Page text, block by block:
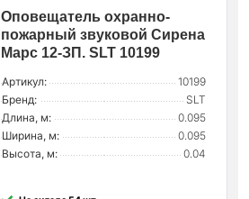
Оповещатель охранно-
пожарный звуковой Сирена
Марс 12-ЗП. SLT 10199
Артикул:
10199
Бренд:
SLT
Длина, м:
0.095
Ширина, м:
0.095
Высота, м:
0.04